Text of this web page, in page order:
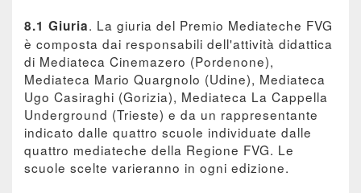
8.1 Giuria. La giuria del Premio Mediateche FVG
è composta dai responsabili dell'attività didattica
di Mediateca Cinemazero (Pordenone),
Mediateca Mario Quargnolo (Udine), Mediateca
Ugo Casiraghi (Gorizia), Mediateca La Cappella
Underground (Trieste) e da un rappresentante
indicato dalle quattro scuole individuate dalle
quattro mediateche della Regione FVG. Le
scuole scelte varieranno in ogni edizione.